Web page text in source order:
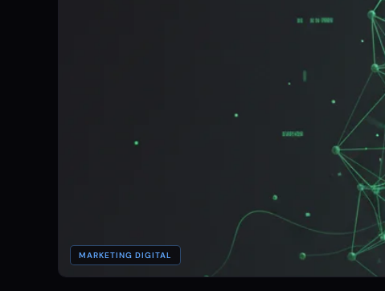
MARKETING DIGITAL